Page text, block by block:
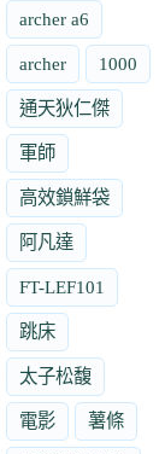
archer a6
archer 1000
通天狄仁傑
軍師
高效鎖鮮袋
阿凡達
FT-LEF101
跳床
太子松馥
電影 薯條